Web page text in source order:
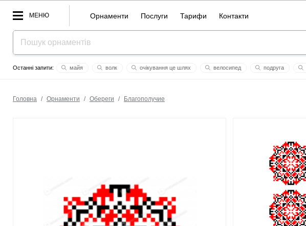
МЕНЮ Орнаменти Послуги Тарифи Контакти
майя волк очікування це шлях велосипед подруга
Головна / Орнаменти / Обереги / Благополучие